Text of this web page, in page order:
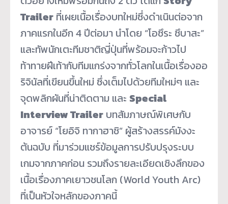
Trailer ที่เผยเนื้อเรื่องบทใหม่ซึ่งดำเนินต่อจาก
ภาคแรกในอีก 4 ปีต่อมา นำโดย “โอซึระ ซึบาสะ”
และทัพนักเตะทีมชาติญี่ปุ่นที่พร้อมจะก้าวไป
ท้าทายฝีเท้ากับทีมแกร่งจากทั่วโลกในเนื้อเรื่องออ
ริจินัลที่เขียนขึ้นใหม่ ซึ่งเต็มไปด้วยทีมใหม่ๆ และ
จุดพลิกผันที่น่าติดตาม และ Special
Interview Trailer บทสัมภาษณ์พิเศษกับ
อาจารย์ “โยอิจิ ทากาฮาชิ” ผู้สร้างสรรค์มังงะ
ต้นฉบับ ที่มาร่วมแชร์ข้อมูลการปรับปรุงระบบ
เกมจากภาคก่อน รวมถึงรายละเอียดเชิงลึกของ
เนื้อเรื่องภาคเยาวชนโลก (World Youth Arc)
ที่เป็นหัวใจหลักของภาคนี้